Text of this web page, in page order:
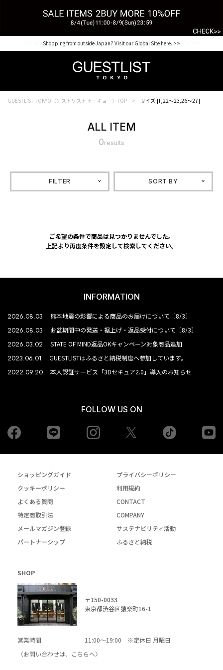
Shopping from outside Japan? Visit our Global Site here. >>
【for NEW MEMBER】新規会員様1000Point Present Campaign CHECK IT>>
GUESTLIST TOKYO（ゲストリスト トーキョー）TOP サイズ:[F,22～23,26～27]
ALL ITEM
0results
FILTER SORT BY
ご希望の条件で商品は見つかりませんでした。
上記より再度条件を設定して検索してください。
INFORMATION
2026.08.03 熊本地震の影響による商品のお届けについて［8/3］
2026.08.03 お盆期間中の発送・裾上げ・返品受付について［8/3］
2026.03.02 STATE OF MIND返品OKキャンペーン対象商品追加
2023.06.01 GUESTLISTはふるさと納税制度へ参加しています。
2022.09.20 本人認証サービス「3Dセキュア2.0」導入のお知らせ
FOLLOW US ON
Facebook Instagram tiktok
ショッピングガイド
プライバシーポリシー
クッキーポリシー
利用規約
よくある質問
CONTACT
特定商取引法
COMPANY
メールマガジン登録
サステナビリティ活動
パートナーシップ
ふるさと納税
SHOP
〒150-0033
東京都渋谷区猿楽町16-1
営業時間
11:00～19:00 ※定休日 月曜日
〈お問い合わせは、
こちらへ〉